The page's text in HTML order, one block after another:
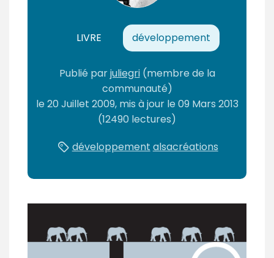
LIVRE développement
Publié parjuliegri (membre de la
communauté)
le20 Juillet 2009, mis à jour le09 Mars 2013
(12490 lectures)
développement alsacréations